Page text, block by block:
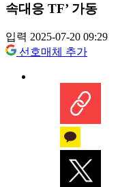
속대응 TF’ 가동
입력 2025-07-20 09:29
선호매체 추가